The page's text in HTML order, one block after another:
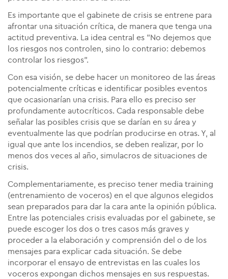
Es importante que el gabinete de crisis se entrene para
afrontar una situación crítica, de manera que tenga una
actitud preventiva. La idea central es "No dejemos que
los riesgos nos controlen, sino lo contrario: debemos
controlar los riesgos".
Con esa visión, se debe hacer un monitoreo de las áreas
potencialmente críticas e identificar posibles eventos
que ocasionarían una crisis. Para ello es preciso ser
profundamente autocríticos. Cada responsable debe
señalar las posibles crisis que se darían en su área y
eventualmente las que podrían producirse en otras. Y, al
igual que ante los incendios, se deben realizar, por lo
menos dos veces al año, simulacros de situaciones de
crisis.
Complementariamente, es preciso tener media training
(entrenamiento de voceros) en el que algunos elegidos
sean preparados para dar la cara ante la opinión pública.
Entre las potenciales crisis evaluadas por el gabinete, se
puede escoger los dos o tres casos más graves y
proceder a la elaboración y comprensión del o de los
mensajes para explicar cada situación. Se debe
incorporar el ensayo de entrevistas en las cuales los
voceros expongan dichos mensajes en sus respuestas.